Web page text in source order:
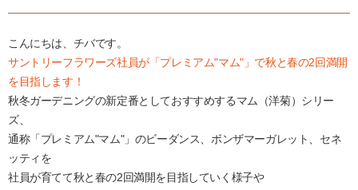
こんにちは、チバです。
サントリーフラワーズ社員が「プレミアム"マム"」で秋と春の2回満開
を目指します！
秋冬ガーデニングの新定番としておすすめするマム（洋菊）シリー
ズ、
通称「プレミアム"マム"」のビーダンス、ボンザマーガレット、セネ
ッティを
社員が育てて秋と春の2回満開を目指していく様子や